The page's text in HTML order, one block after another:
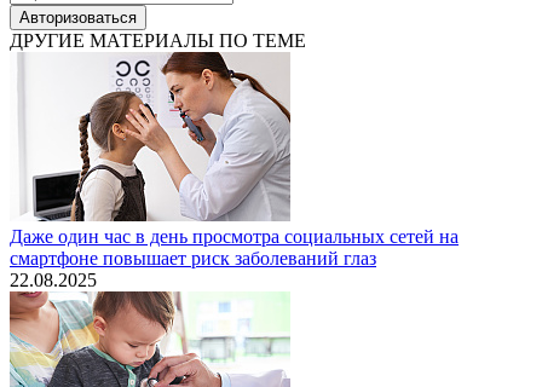
Авторизоваться
ДРУГИЕ МАТЕРИАЛЫ ПО ТЕМЕ
Даже один час в день просмотра социальных сетей на
смартфоне повышает риск заболеваний глаз
22.08.2025